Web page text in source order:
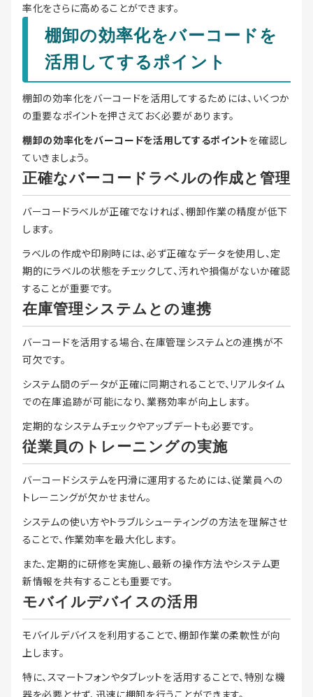
率化をさらに高めることができます。
棚卸の効率化をバーコードを
活用してするポイント
棚卸の効率化をバーコードを活用してするためには、いくつか
の重要なポイントを押さえておく必要があります。
棚卸の効率化をバーコードを活用してするポイントを確認し
ていきましょう。
正確なバーコードラベルの作成と管理
バーコードラベルが正確でなければ、棚卸作業の精度が低下
します。
ラベルの作成や印刷時には、必ず正確なデータを使用し、定
期的にラベルの状態をチェックして、汚れや損傷がないか確認
することが重要です。
在庫管理システムとの連携
バーコードを活用する場合、在庫管理システムとの連携が不
可欠です。
システム間のデータが正確に同期されることで、リアルタイム
での在庫追跡が可能になり、業務効率が向上します。
定期的なシステムチェックやアップデートも必要です。
従業員のトレーニングの実施
バーコードシステムを円滑に運用するためには、従業員への
トレーニングが欠かせません。
システムの使い方やトラブルシューティングの方法を理解させ
ることで、作業効率を最大化します。
また、定期的に研修を実施し、最新の操作方法やシステム更
新情報を共有することも重要です。
モバイルデバイスの活用
モバイルデバイスを利用することで、棚卸作業の柔軟性が向
上します。
特に、スマートフォンやタブレットを活用することで、特別な機